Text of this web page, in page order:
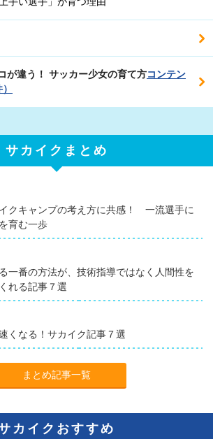
が違う！ サッカー少女の育て方コンテン
サカイクまとめ
クキャンプの考え方に共感！ 一流選手に
育む一歩
一番の方法が、技術指導ではなく人間性を
れる記事７選
くなる！サカイク記事７選
まとめ記事一覧
カイクおすすめ